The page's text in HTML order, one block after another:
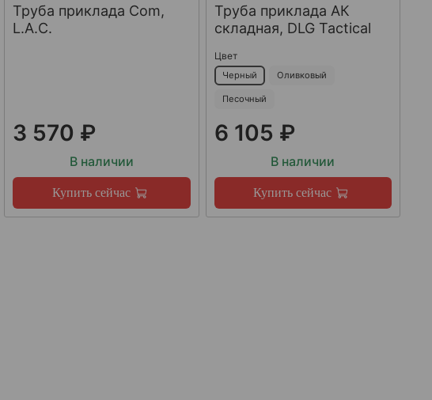
Труба приклада Com,
L.A.C.
3 570 ₽
В наличии
Купить сейчас
Труба приклада АК
складная, DLG Tactical
Цвет
Черный Оливковый
Песочный
6 105 ₽
В наличии
Купить сейчас